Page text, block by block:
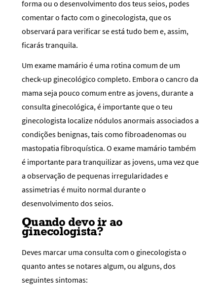
forma ou o desenvolvimento dos teus seios, podes
comentar o facto com o ginecologista, que os
observará para verificar se está tudo bem e, assim,
ficarás tranquila.
Um exame mamário é uma rotina comum de um
check-up ginecológico completo. Embora o cancro da
mama seja pouco comum entre as jovens, durante a
consulta ginecológica, é importante que o teu
ginecologista localize nódulos anormais associados a
condições benignas, tais como fibroadenomas ou
mastopatia fibroquística. O exame mamário também
é importante para tranquilizar as jovens, uma vez que
a observação de pequenas irregularidades e
assimetrias é muito normal durante o
desenvolvimento dos seios.
Quando devo ir ao
ginecologista?
Deves marcar uma consulta com o ginecologista o
quanto antes se notares algum, ou alguns, dos
seguintes sintomas: